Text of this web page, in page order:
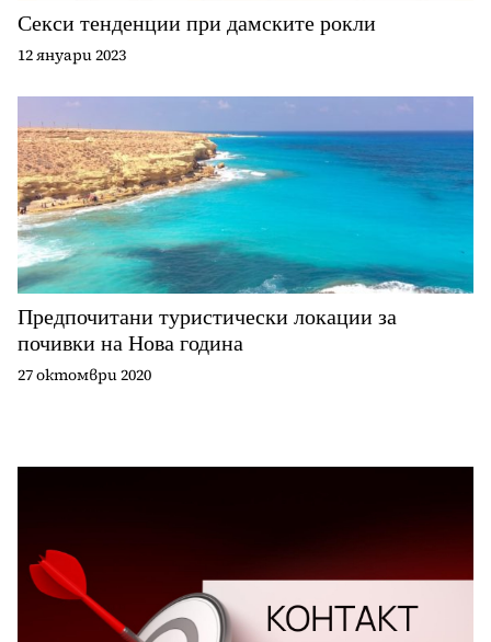
Секси тенденции при дамските рокли
12 януари 2023
Предпочитани туристически локации за
почивки на Нова година
27 октомври 2020